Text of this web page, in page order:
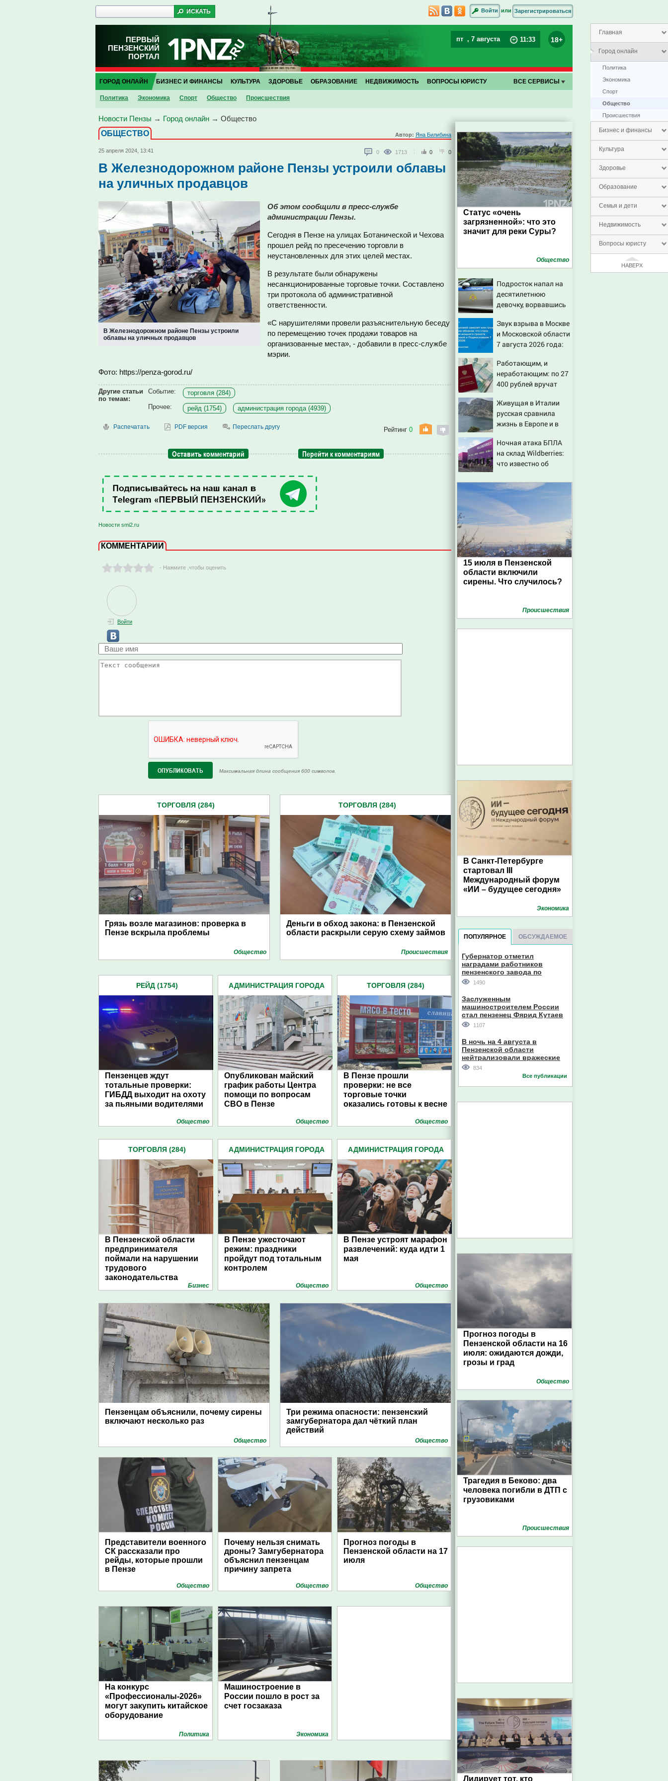
Главная
Город онлайн
Политика
Экономика
Спорт
Общество
Проиcшествия
Бизнес и финансы
Культура
Здоровье
Образование
Семья и дети
Недвижимость
Вопросы юристу
НАВЕРХ
Войти или Зарегистрироваться
ПЕРВЫЙ
ПЕНЗЕНСКИЙ
ПОРТАЛ
пт , 7 августа 11:33 18+
ГОРОД ОНЛАЙН
Политика Экономика Спорт Общество Проиcшествия
БИЗНЕС И ФИНАНСЫ КУЛЬТУРА ЗДОРОВЬЕ ОБРАЗОВАНИЕ НЕДВИЖИМОСТЬ ВОПРОСЫ ЮРИСТУ ВСЕ СЕРВИСЫ
Новости Пензы → Город онлайн → Общество
ОБЩЕСТВО
Автор: Яна Билибина
25 апреля 2024, 13:41 0 1713 0 0
В Железнодорожном районе Пензы устроили облавы
на уличных продавцов
В Железнодорожном районе Пензы устроили
облавы на уличных продавцов
Об этом сообщили в пресс-службе
администрации Пензы.
Сегодня в Пензе на улицах Ботанической и Чехова
прошел рейд по пресечению торговли в
неустановленных для этих целей местах.
В результате были обнаружены
несанкционированные торговые точки. Составлено
три протокола об административной
ответственности.
«С нарушителями провели разъяснительную беседу
по перемещению точек продажи товаров на
организованные места», - добавили в пресс-службе
мэрии.
Фото: https://penza-gorod.ru/
Другие статьи
по темам:
Событие:
торговля (284)
Прочее:
рейд (1754) администрация города (4939)
Распечатать PDF версия Переслать другу Рейтинг 0
Оставить комментарий Перейти к комментариям
Новости smi2.ru
КОММЕНТАРИИ
- Нажмите ,чтобы оценить
Войти
Максимальная длина сообщения 600 символов.
ТОРГОВЛЯ (284)
Грязь возле магазинов: проверка в
Пензе вскрыла проблемы
Общество
ТОРГОВЛЯ (284)
Деньги в обход закона: в Пензенской
области раскрыли серую схему займов
Проиcшествия
РЕЙД (1754)
Пензенцев ждут
тотальные проверки:
ГИБДД выходит на охоту
за пьяными водителями
Общество
АДМИНИСТРАЦИЯ ГОРОДА
Опубликован майский
график работы Центра
помощи по вопросам
СВО в Пензе
Общество
ТОРГОВЛЯ (284)
В Пензе прошли
проверки: не все
торговые точки
оказались готовы к весне
Общество
ТОРГОВЛЯ (284)
В Пензенской области
предпринимателя
поймали на нарушении
трудового
законодательства
Бизнес
АДМИНИСТРАЦИЯ ГОРОДА
В Пензе ужесточают
режим: праздники
пройдут под тотальным
контролем
Общество
АДМИНИСТРАЦИЯ ГОРОДА
В Пензе устроят марафон
развлечений: куда идти 1
мая
Общество
Пензенцам объяснили, почему сирены
включают несколько раз
Общество
Три режима опасности: пензенский
замгубернатора дал чёткий план
действий
Общество
Представители военного
СК рассказали про
рейды, которые прошли
в Пензе
Общество
Почему нельзя снимать
дроны? Замгубернатора
объяснил пензенцам
причину запрета
Общество
Прогноз погоды в
Пензенской области на 17
июля
Общество
На конкурс
«Профессионалы-2026»
могут закупить китайское
оборудование
Политика
Машиностроение в
России пошло в рост за
счет госзаказа
Экономика
Статус «очень
загрязненной»: что это
значит для реки Суры?
Общество
Подросток напал на
десятилетнюю
девочку, ворвавшись
Звук взрыва в Москве
и Московской области
7 августа 2026 года:
откуда был громкий
хлопок
Работающим, и
неработающим: по 27
400 рублей вручат
сентябре -
PrimaMedia.ru
Живущая в Италии
русская сравнила
жизнь в Европе и в
Ночная атака БПЛА
на склад Wildberries:
что известно об
логистическим
центрам 07/08/2026 –
Новости
15 июля в Пензенской
области включили
сирены. Что случилось?
Проиcшествия
В Санкт-Петербурге
стартовал III
Международный форум
«ИИ – будущее сегодня»
Экономика
ПОПУЛЯРНОЕ ОБСУЖДАЕМОЕ
Губернатор отметил
наградами работников
пензенского завода по
производству станков
1490
Заслуженным
машиностроителем России
стал пензенец Фярид Кутаев
1107
В ночь на 4 августа в
Пензенской области
нейтрализовали вражеские
дроны
834
Все публикации
Прогноз погоды в
Пензенской области на 16
июля: ожидаются дожди,
грозы и град
Общество
Трагедия в Беково: два
человека погибли в ДТП с
грузовиками
Проиcшествия
Лидирует тот, кто